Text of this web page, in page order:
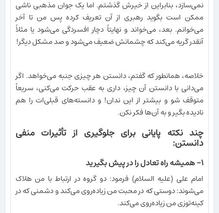
نمی‌سازد، بنابراین از خیرش گذشتم. اما یک جوان مذهبی ناشی
ممکن است بگوید رهبری از آن تعریف کرده پس من تا آخر
می‌خوانم. بعد، می‌خواند و نهایتاً دچار افسردگی می‌شود یا مثلاً
آنقدر گریه می‌کند که چشمانش ضعیف می‌شود و صد مشکل دیگر!
خلاصه، همانطور که گفتم، دانستن هر چیزی جنبه می‌خواهد. اگر
می‌دانی با دانستن آن چیز، داری به عقب حرکت می‌کنی، سریعاً
متوقف شو و بیشتر از این ندان! و دانسته‌های قبلی‌ات را هم
نادیده بگیر و به آن‌ها فکر نکن.
چند نکته پایانی برای جلوگیری از تأثیرات منفی
دانستن:
۱- همیشه راه تعادل را در پیش بگیرید
امام علی (علیه السلام) فرمود: دو گروه در ارتباط با من هلاک
می‌شوند: دوستی که در محبت من زیاده‌روی می‌کند و دشمنی که در
کینه‌توزی من زیاده‌روی می‌کند.